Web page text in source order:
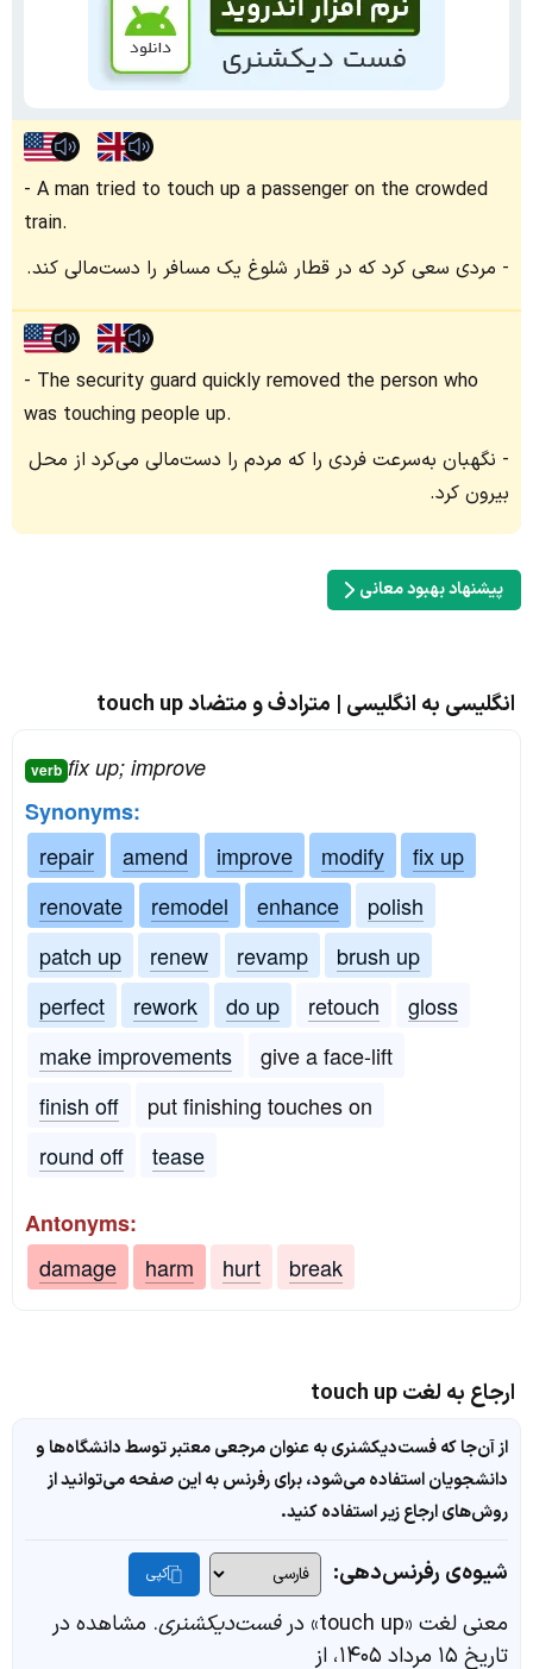
A man tried to touch up a passenger on the crowded
train.
مردی سعی کرد که در قطار شلوغ یک مسافر را دست‌مالی کند.
The security guard quickly removed the person who
was touching people up.
نگهبان به‌سرعت فردی را که مردم را دست‌مالی می‌کرد از محل
بیرون کرد.
پیشنهاد بهبود معانی
انگلیسی به انگلیسی | مترادف و متضاد touch up
verb fix up; improve
Synonyms:
repair
amend improve modify
fix up
renovate
remodel enhance
polish
patch up
renew revamp
brush up
perfect
rework do up retouch
gloss
make improvements
give a face-lift
finish off
put finishing touches on
round off
tease
Antonyms:
damage
harm hurt break
ارجاع به لغت touch up
از آن‌جا که فست‌دیکشنری به عنوان مرجعی معتبر توسط دانشگاه‌ها و
دانشجویان استفاده می‌شود، برای رفرنس به این صفحه می‌توانید از
روش‌های ارجاع زیر استفاده کنید.
شیوه‌ی رفرنس‌دهی: کپی
معنی لغت «touch up» در فست‌دیکشنری. مشاهده در
تاریخ ۱۵ مرداد ۱۴۰۵، از